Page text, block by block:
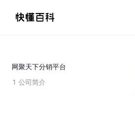
网聚天下分销平台
1 公司简介